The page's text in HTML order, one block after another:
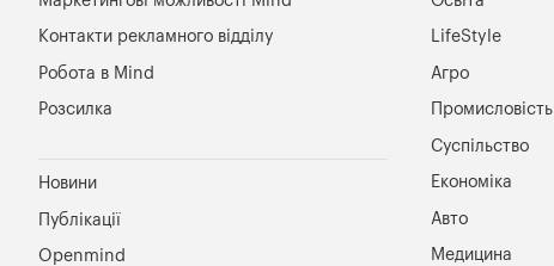
Контакти рекламного відділу
Робота в Mind
Розсилка
Новини
Публікації
Openmind
LifeStyle
Агро
Промисловість
Суспільство
Економіка
Авто
Медицина